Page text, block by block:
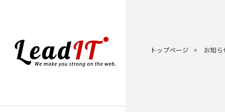
トップページ > お知ら